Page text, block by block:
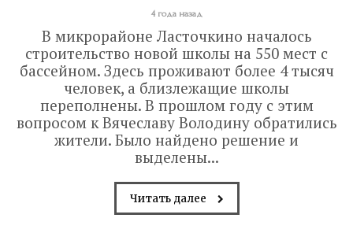
4 года назад
В микрорайоне Ласточкино началось
строительство новой школы на 550 мест с
бассейном. Здесь проживают более 4 тысяч
человек, а близлежащие школы
переполнены. В прошлом году с этим
вопросом к Вячеславу Володину обратились
жители. Было найдено решение и
выделены...
Читать далее